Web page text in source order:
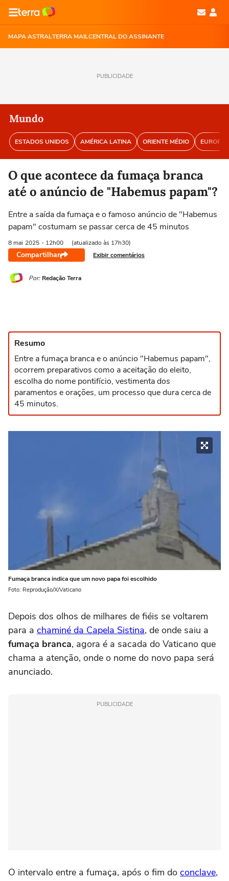
MAPA ASTRALTERRA MAILCENTRAL DO ASSINANTE
PUBLICIDADE
Mundo
ESTADOS UNIDOS AMÉRICA LATINA ORIENTE MÉDIO EUROPA
O que acontece da fumaça branca
até o anúncio de "Habemus papam"?
Entre a saída da fumaça e o famoso anúncio de "Habemus
papam" costumam se passar cerca de 45 minutos
8 mai 2025 - 12h00 (atualizado às 17h30)
Compartilhar Exibir comentários
Por: Redação Terra
Resumo
Entre a fumaça branca e o anúncio "Habemus papam",
ocorrem preparativos como a aceitação do eleito,
escolha do nome pontifício, vestimenta dos
paramentos e orações, um processo que dura cerca de
45 minutos.
Fumaça branca indica que um novo papa foi escolhido
Foto: Reprodução/X/Vaticano
Depois dos olhos de milhares de fiéis se voltarem
para a chaminé da Capela Sistina, de onde saiu a
fumaça branca, agora é a sacada do Vaticano que
chama a atenção, onde o nome do novo papa será
anunciado.
PUBLICIDADE
O intervalo entre a fumaça, após o fim do conclave,